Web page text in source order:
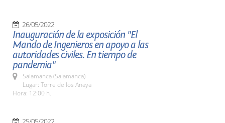
26/05/2022
Inauguración de la exposición "El
Mando de Ingenieros en apoyo a las
autoridades civiles. En tiempo de
pandemia"
Salamanca (Salamanca)
Lugar: Torre de los Anaya
Hora: 12:00 h.